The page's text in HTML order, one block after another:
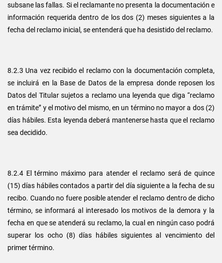
subsane las fallas. Si el reclamante no presenta la documentación e
información requerida dentro de los dos (2) meses siguientes a la
fecha del reclamo inicial, se entenderá que ha desistido del reclamo.
8.2.3 Una vez recibido el reclamo con la documentación completa,
se incluirá en la Base de Datos de la empresa donde reposen los
Datos del Titular sujetos a reclamo una leyenda que diga “reclamo
en trámite” y el motivo del mismo, en un término no mayor a dos (2)
días hábiles. Esta leyenda deberá mantenerse hasta que el reclamo
sea decidido.
8.2.4 El término máximo para atender el reclamo será de quince
(15) días hábiles contados a partir del día siguiente a la fecha de su
recibo. Cuando no fuere posible atender el reclamo dentro de dicho
término, se informará al interesado los motivos de la demora y la
fecha en que se atenderá su reclamo, la cual en ningún caso podrá
superar los ocho (8) días hábiles siguientes al vencimiento del
primer término.